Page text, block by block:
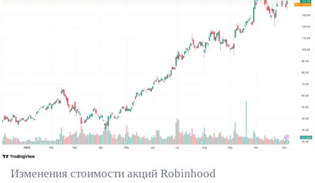
Изменения стоимости акций Robinhood